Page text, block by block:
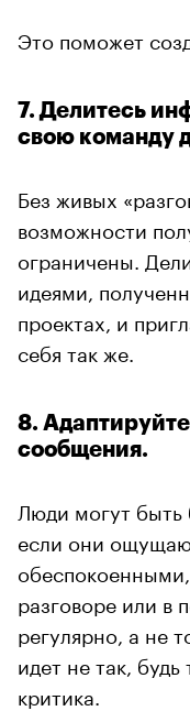
Это поможет
7. Делитесь
свою команду
Без живых
возможности
ограничены.
идеями,
проектах, и
себя так же.
8.
сообщения.
Люди могут быть
если они
разговоре или в
регулярно, а не
идет не так,
критика.